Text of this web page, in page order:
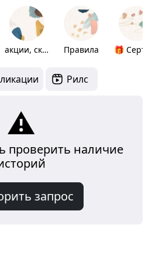
акции, скидки Правила
Рилс
⚠️
проверить наличие
запрос